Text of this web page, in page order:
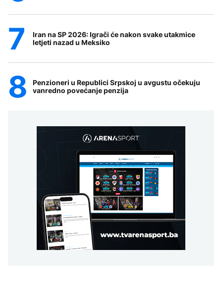
Iran na SP 2026: Igrači će nakon svake utakmice
letjeti nazad u Meksiko
Penzioneri u Republici Srpskoj u avgustu očekuju
vanredno povećanje penzija